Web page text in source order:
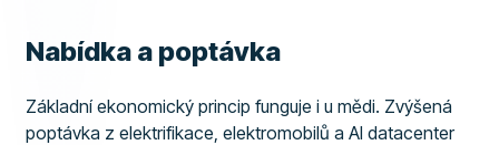
Nabídka a poptávka
Základní ekonomický princip funguje i u mědi. Zvýšená
poptávka z elektrifikace, elektromobilů a AI datacenter